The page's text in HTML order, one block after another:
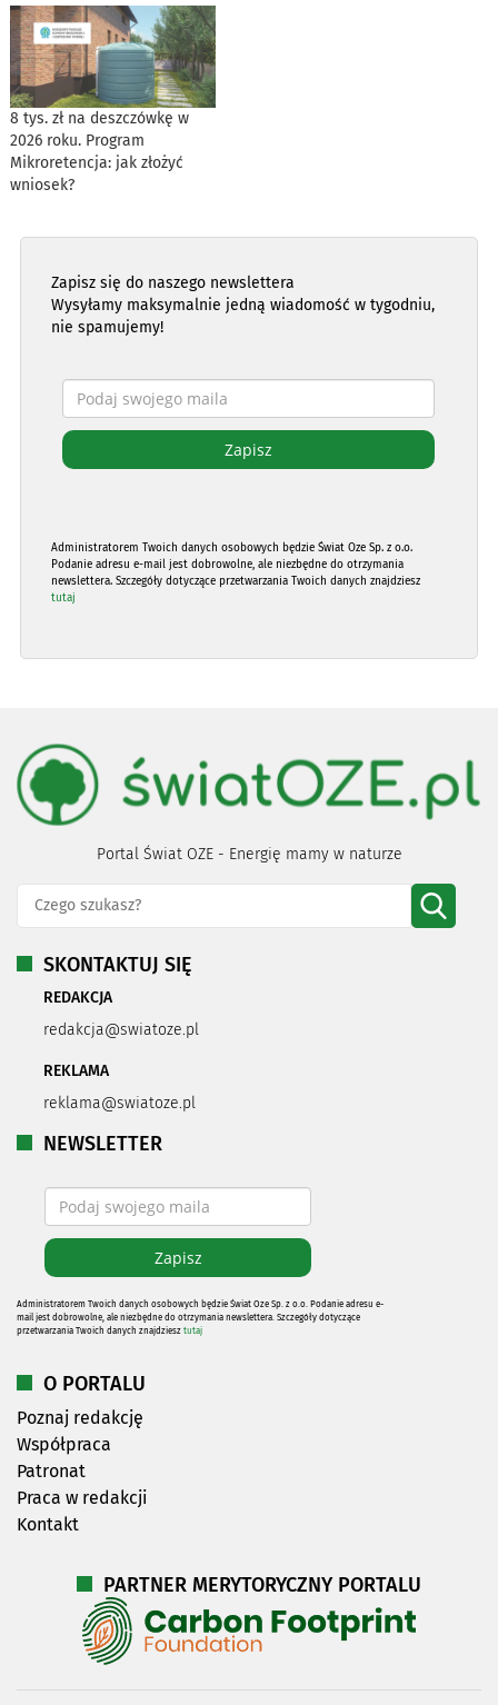
8 tys. zł na deszczówkę w
2026 roku. Program
Mikroretencja: jak złożyć
wniosek?
Zapisz się do naszego newslettera
Wysyłamy maksymalnie jedną wiadomość w tygodniu,
nie spamujemy!
Administratorem Twoich danych osobowych będzie Świat Oze Sp. z o.o.
Podanie adresu e-mail jest dobrowolne, ale niezbędne do otrzymania
newslettera. Szczegóły dotyczące przetwarzania Twoich danych znajdziesz
tutaj
Portal Świat OZE - Energię mamy w naturze
SKONTAKTUJ SIĘ
REDAKCJA
redakcja@swiatoze.pl
REKLAMA
reklama@swiatoze.pl
NEWSLETTER
Administratorem Twoich danych osobowych będzie Świat Oze Sp. z o.o. Podanie adresu e-
mail jest dobrowolne, ale niezbędne do otrzymania newslettera. Szczegóły dotyczące
przetwarzania Twoich danych znajdziesz tutaj
O PORTALU
Poznaj redakcję
Współpraca
Patronat
Praca w redakcji
Kontakt
PARTNER MERYTORYCZNY PORTALU